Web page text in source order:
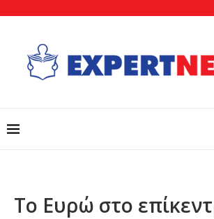
Το Ευρώ στο